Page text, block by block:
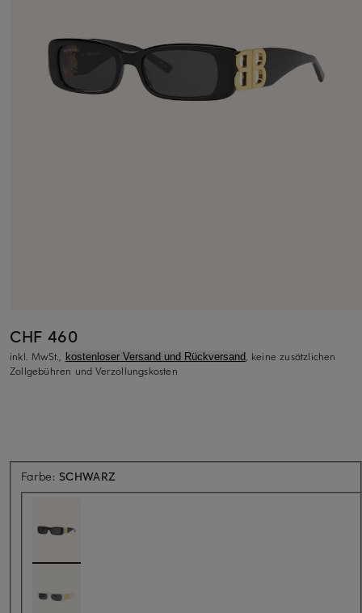
CHF 460
inkl. MwSt., kostenloser Versand und Rückversand, keine zusätzlichen
Zollgebühren und Verzollungskosten
Farbe: SCHWARZ